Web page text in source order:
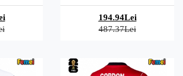
194.94Lei
487.37Lei